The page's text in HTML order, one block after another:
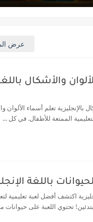
عرض
والأشكال
بالإنجليزية تعلم أسماء الألوان
الممتعة للأطفال. في كل ...
باللغة
اكتشف أفضل لعبة تعليمية
تحتوي اللعبة على حيوانات